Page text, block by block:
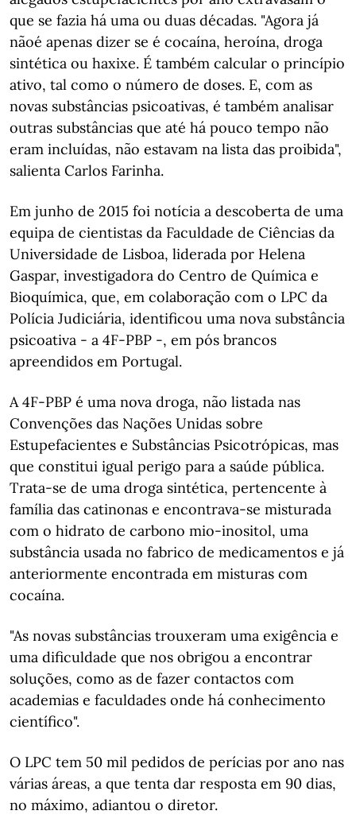
que se fazia há uma ou duas décadas. "Agora já
nãoé apenas dizer se é cocaína, heroína, droga
sintética ou haxixe. É também calcular o princípio
ativo, tal como o número de doses. E, com as
novas substâncias psicoativas, é também analisar
outras substâncias que até há pouco tempo não
eram incluídas, não estavam na lista das proibida",
salienta Carlos Farinha.
Em junho de 2015 foi notícia a descoberta de uma
equipa de cientistas da Faculdade de Ciências da
Universidade de Lisboa, liderada por Helena
Gaspar, investigadora do Centro de Química e
Bioquímica, que, em colaboração com o LPC da
Polícia Judiciária, identificou uma nova substância
psicoativa - a 4F-PBP -, em pós brancos
apreendidos em Portugal.
A 4F-PBP é uma nova droga, não listada nas
Convenções das Nações Unidas sobre
Estupefacientes e Substâncias Psicotrópicas, mas
que constitui igual perigo para a saúde pública.
Trata-se de uma droga sintética, pertencente à
família das catinonas e encontrava-se misturada
com o hidrato de carbono mio-inositol, uma
substância usada no fabrico de medicamentos e já
anteriormente encontrada em misturas com
cocaína.
"As novas substâncias trouxeram uma exigência e
uma dificuldade que nos obrigou a encontrar
soluções, como as de fazer contactos com
academias e faculdades onde há conhecimento
científico".
O LPC tem 50 mil pedidos de perícias por ano nas
várias áreas, a que tenta dar resposta em 90 dias,
no máximo, adiantou o diretor.